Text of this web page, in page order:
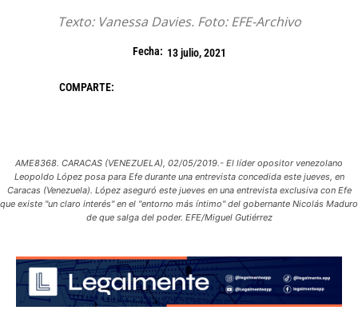
Texto: Vanessa Davies. Foto: EFE-Archivo
Fecha: 13 julio, 2021
COMPARTE:
AME8368. CARACAS (VENEZUELA), 02/05/2019.- El líder opositor venezolano
Leopoldo López posa para Efe durante una entrevista concedida este jueves, en
Caracas (Venezuela). López aseguró este jueves en una entrevista exclusiva con Efe
que existe "un claro interés" en el "entorno más íntimo" del gobernante Nicolás Maduro
de que salga del poder. EFE/Miguel Gutiérrez